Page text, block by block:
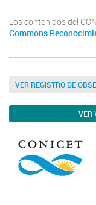
Los contenidos del
Commons
VER REGISTRO DE
VER